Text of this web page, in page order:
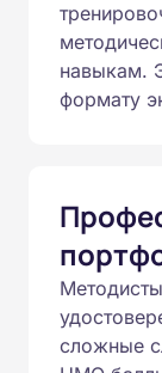
навыкам.
формату
сложные